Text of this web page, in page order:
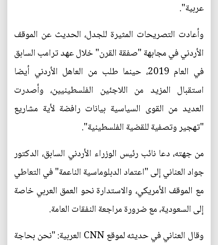
عربية".
وأعادت التصريحات المثيرة للجدل، الحديث عن الموقف
الأردني في مجابهة "صفقة القرن" خلال عهد ترامب السابق
في العام 2019، حينما طلب من العاهل الأردني أيضا
استقبال المزيد من اللاجئين الفلسطينيين، وأصدرت
العديد من القوى السياسية بيانات رافضة لأية مشاريع
"تهجير وتصفية للقضية الفلسطينية".
من جهته، دعا نائب رئيس الوزراء الأردني السابق، الدكتور
جواد العناني إلى "اعتماد الدبلوماسية الناعمة" في التعاطي
مع الموقف الأمريكي، والاستدارة نحو العمق العربي خاصة
إلى السعودية، مع ضرورة مراجعة النفقات العامة.
وقال العناني في حديثه لموقع CNN العربية: "نحن بحاجة